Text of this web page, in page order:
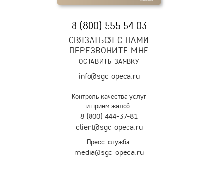
8 (800) 555 54 03
СВЯЗАТЬСЯ С НАМИ
ПЕРЕЗВОНИТЕ МНЕ
ОСТАВИТЬ ЗАЯВКУ
info@sgc-opeca.ru
Контроль качества услуг
и прием жалоб:
8 (800) 444-37-81
client@sgc-opeca.ru
Пресс-служба:
media@sgc-opeca.ru